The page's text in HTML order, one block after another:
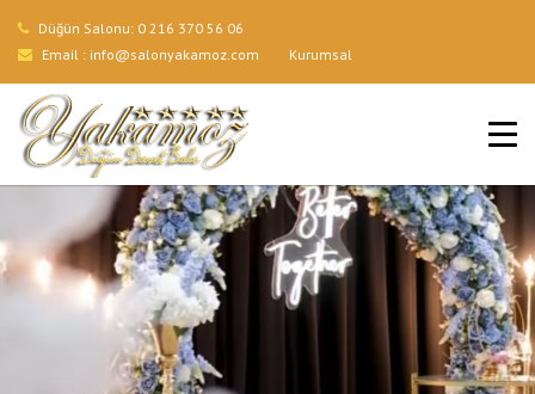
Düğün Salonu: 0 216 370 56 06
Email : info@salonyakamoz.com Kurumsal
ANA SAYFA
HIZMETLERIMIZ
MENÜLER
GALERI
BLOG